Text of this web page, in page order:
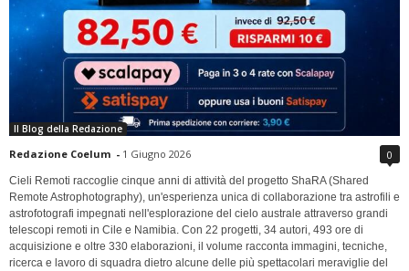
Il Blog della Redazione
Redazione Coelum - 1 Giugno 2026 0
Cieli Remoti raccoglie cinque anni di attività del progetto ShaRA (Shared
Remote Astrophotography), un'esperienza unica di collaborazione tra astrofili e
astrofotografi impegnati nell'esplorazione del cielo australe attraverso grandi
telescopi remoti in Cile e Namibia. Con 22 progetti, 34 autori, 493 ore di
acquisizione e oltre 330 elaborazioni, il volume racconta immagini, tecniche,
ricerca e lavoro di squadra dietro alcune delle più spettacolari meraviglie del